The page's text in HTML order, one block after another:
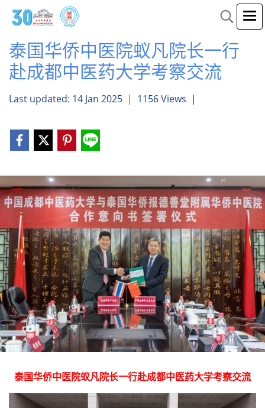
泰国华侨中医院蚁凡院长一行
赴成都中医药大学考察交流
Last updated: 14 Jan 2025 | 1156 Views |
泰国华侨中医院蚁凡院长一行赴成都中医药大学考察交流